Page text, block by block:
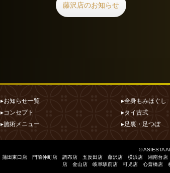
藤沢店のお知らせ
▸お知らせ一覧
▸コンセプト
▸施術メニュー
▸全身もみほぐし
▸タイ古式
▸足裏・足つぼ
©ASIESTA
蒲田東口店 門前仲町店 調布店 五反田店 藤沢店 横浜店 湘南台店
店
金山店 岐阜駅前店 可児店 心斎橋店